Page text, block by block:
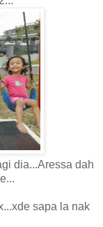
dia...Aressa dah
sapa la nak